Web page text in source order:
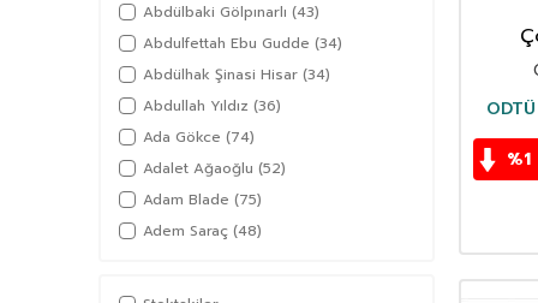
Abdülbaki Gölpınarlı (43)
Abdulfettah Ebu Gudde (34)
Abdülhak Şinasi Hisar (34)
Abdullah Yıldız (36)
Ada Gökce (74)
Adalet Ağaoğlu (52)
Adam Blade (75)
Adem Saraç (48)
Afşar Timuçin
%1